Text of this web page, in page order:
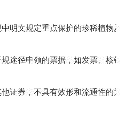
明文规定重点保护的珍稀植物
途径申领的票据，如发票、核
证券，不具有效形和流通性的